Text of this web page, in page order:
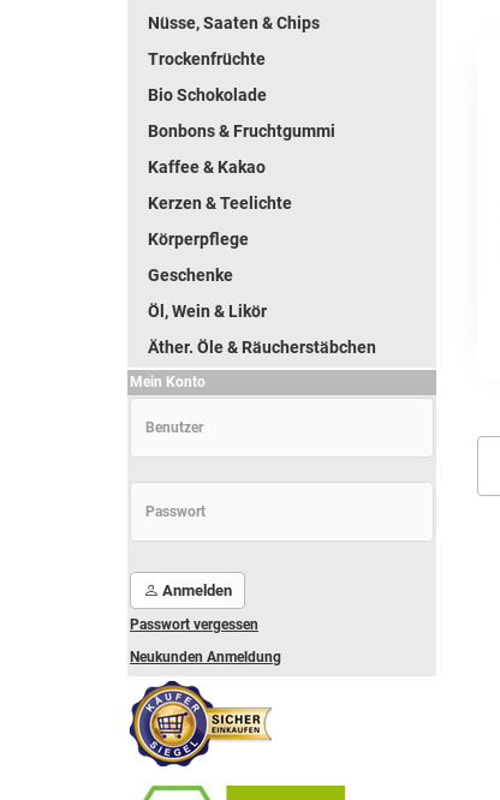
Nüsse, Saaten & Chips
Trockenfrüchte
Bio Schokolade
Bonbons & Fruchtgummi
Kaffee & Kakao
Kerzen & Teelichte
Körperpflege
Geschenke
Öl, Wein & Likör
Äther. Öle & Räucherstäbchen
Mein Konto
Anmelden
Passwort vergessen
Neukunden Anmeldung